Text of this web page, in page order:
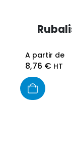
A partir de
8,76 € HT